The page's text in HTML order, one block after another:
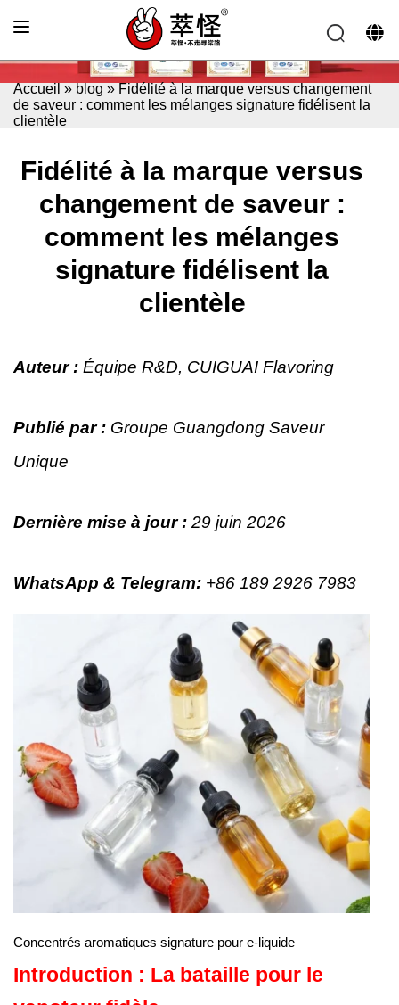
Accueil » blog » Fidélité à la marque versus changement
de saveur : comment les mélanges signature fidélisent la
clientèle
Fidélité à la marque versus
changement de saveur :
comment les mélanges
signature fidélisent la
clientèle
Auteur : Équipe R&D, CUIGUAI Flavoring
Publié par : Groupe Guangdong Saveur
Unique
Dernière mise à jour : 29 juin 2026
WhatsApp & Telegram: +86 189 2926 7983
Concentrés aromatiques signature pour e-liquide
Introduction : La bataille pour le